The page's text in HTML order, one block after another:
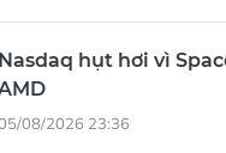
Nasdaq hụt hơi vì
08/2026 23:36